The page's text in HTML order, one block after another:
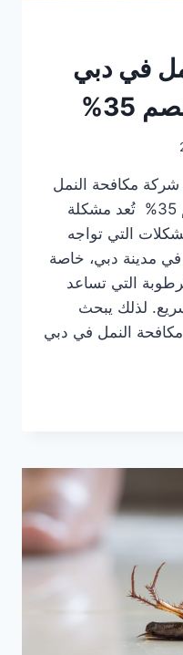
في دبي
مكافحة النمل
في دبي 0564777188 خصم 35% تُعد مشكلة
التي تواجه
في مدينة دبي، خاصة
التي تساعد
لذلك يبحث
النمل في دبي